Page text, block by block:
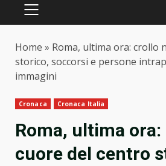
PRIMARY
Home » Roma, ultima ora: crollo
storico, soccorsi e persone
immagini
Cronaca Cronaca Italia
Roma, ultima
cuore del centro